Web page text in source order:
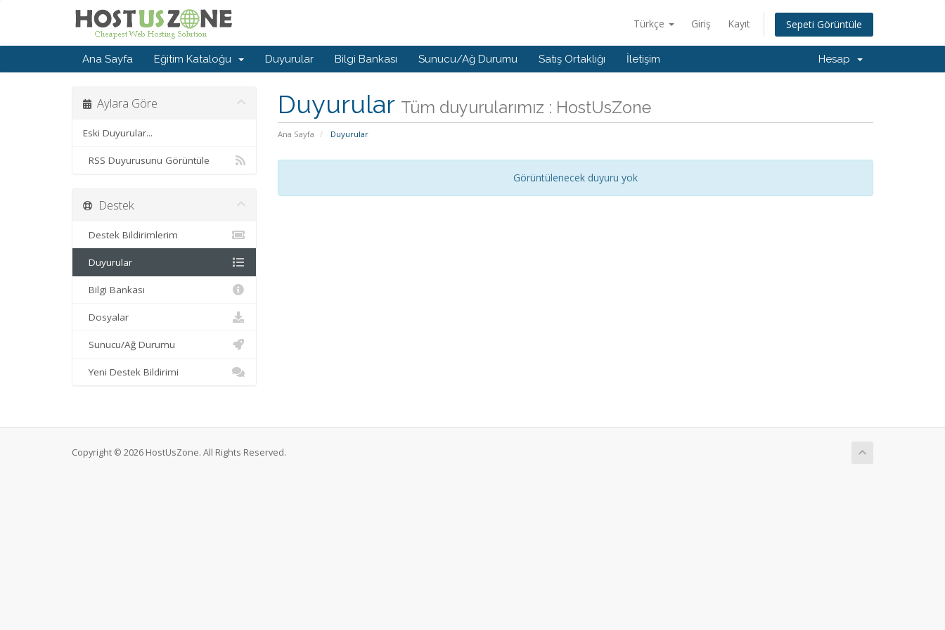
Türkçe Giriş Kayıt Sepeti Görüntüle
Ana Sayfa Eğitim Kataloğu Duyurular Bilgi Bankası Sunucu/Ağ Durumu Satış Ortaklığı İletişim Hesap
Duyurular Tüm duyurularımız : HostUsZone
Ana Sayfa Duyurular
Aylara Göre
Eski Duyurular...
RSS Duyurusunu Görüntüle
Görüntülenecek duyuru yok
Destek
Destek Bildirimlerim
Duyurular
Bilgi Bankası
Dosyalar
Sunucu/Ağ Durumu
Yeni Destek Bildirimi
Copyright © 2026 HostUsZone. All Rights Reserved.